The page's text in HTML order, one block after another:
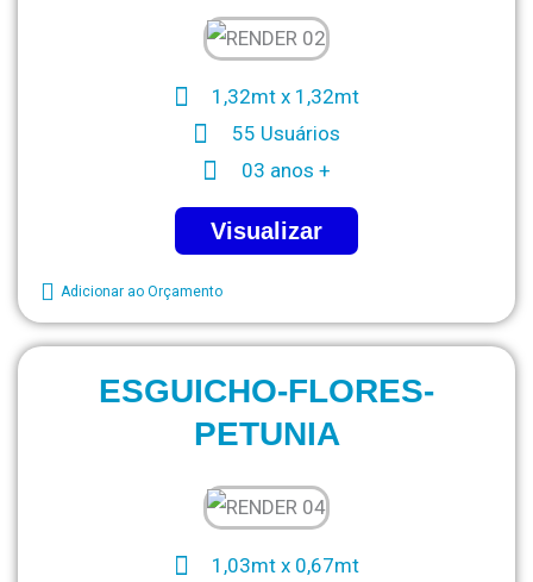
1,32mt x 1,32mt
55 Usuários
03 anos +
Visualizar
Adicionar ao Orçamento
ESGUICHO-FLORES-
PETUNIA
1,03mt x 0,67mt